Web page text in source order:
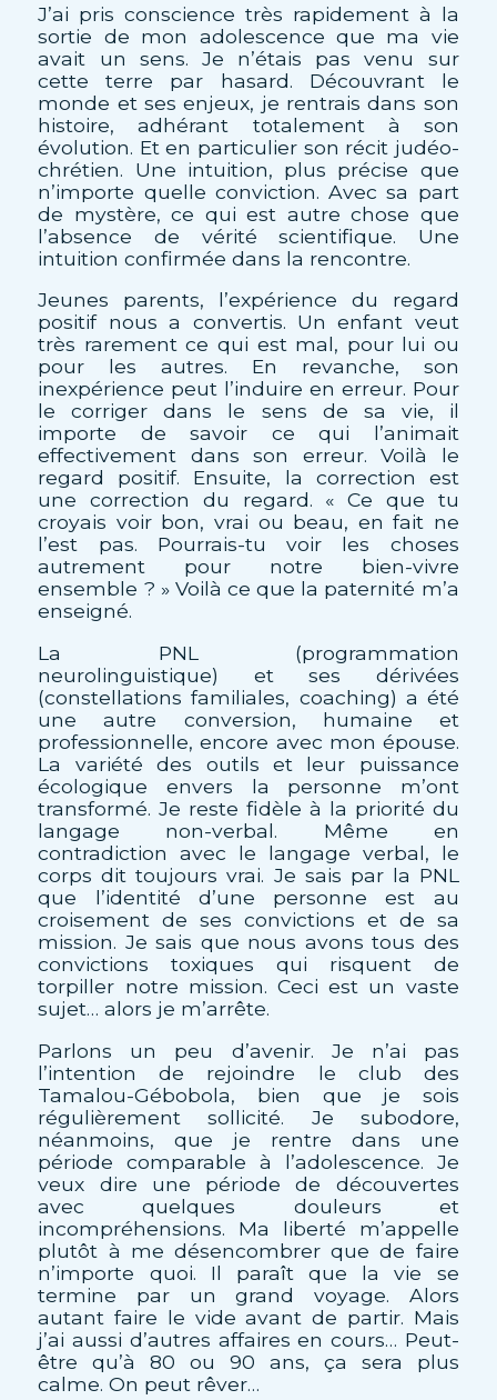
J’ai pris conscience très rapidement à la
sortie de mon adolescence que ma vie
avait un sens. Je n’étais pas venu sur
cette terre par hasard. Découvrant le
monde et ses enjeux, je rentrais dans son
histoire, adhérant totalement à son
évolution. Et en particulier son récit judéo-
chrétien. Une intuition, plus précise que
n’importe quelle conviction. Avec sa part
de mystère, ce qui est autre chose que
l’absence de vérité scientifique. Une
intuition confirmée dans la rencontre.
Jeunes parents, l’expérience du regard
positif nous a convertis. Un enfant veut
très rarement ce qui est mal, pour lui ou
pour les autres. En revanche, son
inexpérience peut l’induire en erreur. Pour
le corriger dans le sens de sa vie, il
importe de savoir ce qui l’animait
effectivement dans son erreur. Voilà le
regard positif. Ensuite, la correction est
une correction du regard. « Ce que tu
croyais voir bon, vrai ou beau, en fait ne
l’est pas. Pourrais-tu voir les choses
autrement pour notre bien-vivre
ensemble ? » Voilà ce que la paternité m’a
enseigné.
La PNL (programmation
neurolinguistique) et ses dérivées
(constellations familiales, coaching) a été
une autre conversion, humaine et
professionnelle, encore avec mon épouse.
La variété des outils et leur puissance
écologique envers la personne m’ont
transformé. Je reste fidèle à la priorité du
langage non-verbal. Même en
contradiction avec le langage verbal, le
corps dit toujours vrai. Je sais par la PNL
que l’identité d’une personne est au
croisement de ses convictions et de sa
mission. Je sais que nous avons tous des
convictions toxiques qui risquent de
torpiller notre mission. Ceci est un vaste
sujet… alors je m’arrête.
Parlons un peu d’avenir. Je n’ai pas
l’intention de rejoindre le club des
Tamalou-Gébobola, bien que je sois
régulièrement sollicité. Je subodore,
néanmoins, que je rentre dans une
période comparable à l’adolescence. Je
veux dire une période de découvertes
avec quelques douleurs et
incompréhensions. Ma liberté m’appelle
plutôt à me désencombrer que de faire
n’importe quoi. Il paraît que la vie se
termine par un grand voyage. Alors
autant faire le vide avant de partir. Mais
j’ai aussi d’autres affaires en cours… Peut-
être qu’à 80 ou 90 ans, ça sera plus
calme. On peut rêver…